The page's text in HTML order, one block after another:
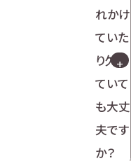
れかけ
ていた
り欠け
ていて
も大丈
夫です
か？